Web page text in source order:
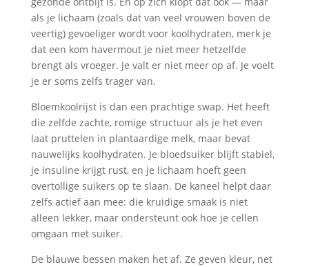
als je lichaam (zoals dat van veel vrouwen boven de
veertig) gevoeliger wordt voor koolhydraten, merk je
dat een kom havermout je niet meer hetzelfde
brengt als vroeger. Je valt er niet meer op af. Je voelt
je er soms zelfs trager van.
Bloemkoolrijst is dan een prachtige swap. Het heeft
die zelfde zachte, romige structuur als je het even
laat pruttelen in plantaardige melk, maar bevat
nauwelijks koolhydraten. Je bloedsuiker blijft stabiel,
je insuline krijgt rust, en je lichaam hoeft geen
overtollige suikers op te slaan. De kaneel helpt daar
zelfs actief aan mee: die kruidige smaak is niet
alleen lekker, maar ondersteunt ook hoe je cellen
omgaan met suiker.
De blauwe bessen maken het af. Ze geven kleur, net